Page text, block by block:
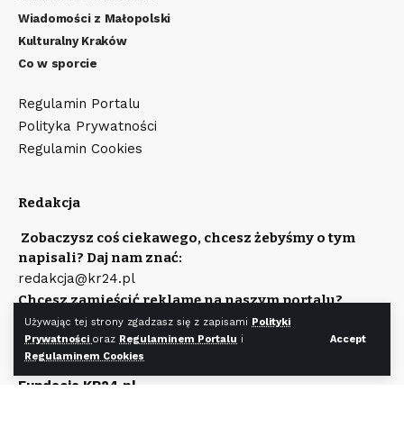
Używając tej strony zgadzasz się z zapisami Polityki
Prywatności oraz Regulaminem Portalu i
Regulaminem Cookies
Accept
Wiadomości z Małopolski
Kulturalny Kraków
Co w sporcie
Regulamin Portalu
Polityka Prywatności
Regulamin Cookies
Redakcja
Zobaczysz coś ciekawego, chcesz żebyśmy o tym
napisali? Daj nam znać:
redakcja@kr24.pl
Chcesz zamieścić reklamę na naszym portalu?
Napisz:
reklama@kr24.pl
Wydawcą portalu jest
Fundacja KR24.pl